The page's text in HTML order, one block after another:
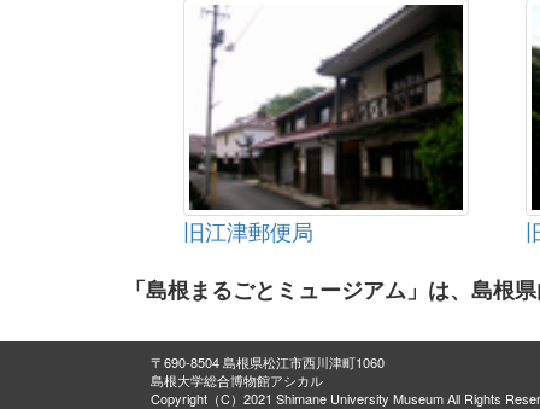
旧江津郵便局
「島根まるごとミュージアム」は、島根
〒690-8504 島根県松江市西川津町1060
島根大学総合博物館アシカル
Copyright（C）2021 Shimane University Museum All Rights